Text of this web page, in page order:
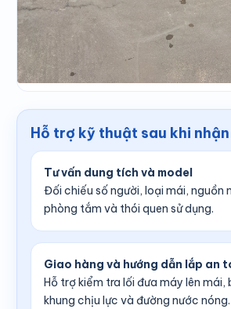
Hỗ trợ kỹ thuật sau khi
Tư vấn dung tích và model
Đối chiếu số người, loại mái, nguồn
phòng tắm và thói quen sử dụng.
Giao hàng và hướng dẫn lắp an
Hỗ trợ kiểm tra lối đưa máy lên mái,
khung chịu lực và đường nước nóng.